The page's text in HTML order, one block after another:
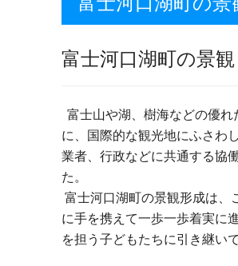
富士河口湖町の景観
富士山や湖、樹海などの優
に、国際的な観光地にふさわ
業者、行政などに共通する協
た。
富士河口湖町の景観形成は、
に手を携えて一歩一歩着実に
を担う子どもたちに引き継い